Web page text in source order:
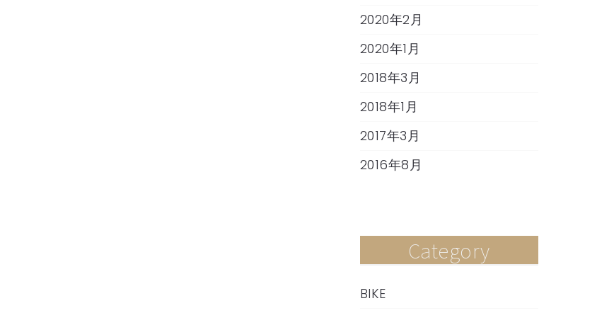
2020年2月
2020年1月
2018年3月
2018年1月
2017年3月
2016年8月
Category
BIKE